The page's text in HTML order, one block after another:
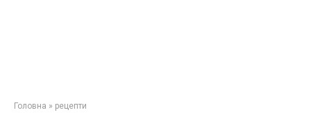
Головна » рецепти